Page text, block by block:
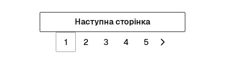
Наступна сторінка
1
2 3 4 5